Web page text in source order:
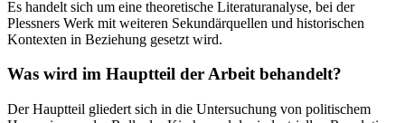
Es handelt sich um eine theoretische Literaturanalyse, bei der
Plessners Werk mit weiteren Sekundärquellen und historischen
Kontexten in Beziehung gesetzt wird.
Was wird im Hauptteil der Arbeit behandelt?
Der Hauptteil gliedert sich in die Untersuchung von politischem